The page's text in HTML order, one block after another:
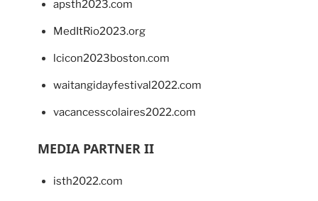
apsth2023.com
MedItRio2023.org
lcicon2023boston.com
waitangidayfestival2022.com
vacancesscolaires2022.com
MEDIA PARTNER II
isth2022.com